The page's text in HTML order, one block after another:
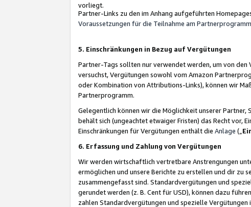
vorliegt.
Partner-Links zu den im Anhang aufgeführten
Voraussetzungen für die Teilnahme am Partnerprogramm
5. Einschränkungen in Bezug auf Vergütungen
Partner-Tags sollten nur verwendet werden, um von
versuchst, Vergütungen sowohl vom Amazon
oder Kombination von Attributions-Links), können wir
Partnerprogramm.
Gelegentlich können wir die Möglichkeit unserer
behält sich (ungeachtet etwaiger Fristen) das Recht vor,
Einschränkungen für Vergütungen enthält die Anlage („
6. Erfassung und Zahlung von Vergütungen
Wir werden wirtschaftlich vertretbare Anstrengungen
ermöglichen und unsere Berichte zu erstellen und dir zu
zusammengefasst sind. Standardvergütungen und
gerundet werden (z. B. Cent für USD), können dazu
zahlen Standardvergütungen und spezielle